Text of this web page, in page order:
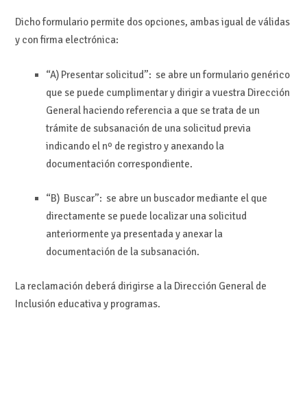
Dicho formulario permite dos opciones, ambas igual de válidas
y con firma electrónica:
“A) Presentar solicitud”: se abre un formulario genérico
que se puede cumplimentar y dirigir a vuestra Dirección
General haciendo referencia a que se trata de un
trámite de subsanación de una solicitud previa
indicando el nº de registro y anexando la
documentación correspondiente.
“B) Buscar”: se abre un buscador mediante el que
directamente se puede localizar una solicitud
anteriormente ya presentada y anexar la
documentación de la subsanación.
La reclamación deberá dirigirse a la Dirección General de
Inclusión educativa y programas.